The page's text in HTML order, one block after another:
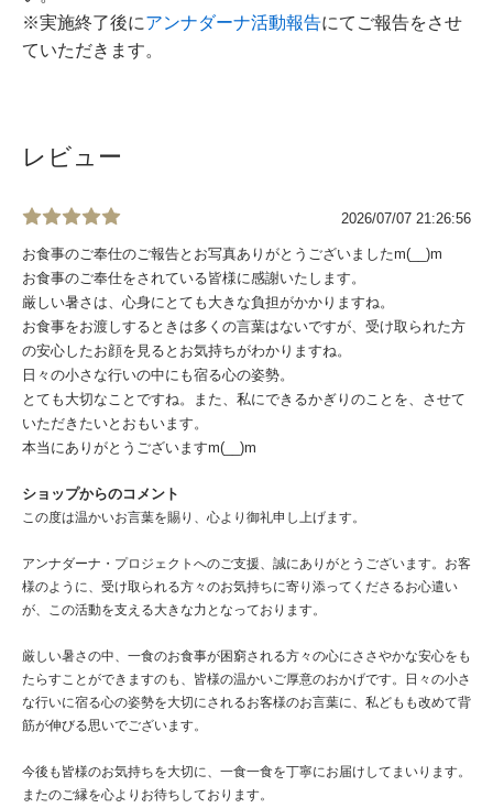
※実施終了後にアンナダーナ活動報告にてご報告をさせ
ていただきます。
レビュー
2026/07/07 21:26:56
お食事のご奉仕のご報告とお写真ありがとうございましたm(__)m
お食事のご奉仕をされている皆様に感謝いたします。
厳しい暑さは、心身にとても大きな負担がかかりますね。
お食事をお渡しするときは多くの言葉はないですが、受け取られた方
の安心したお顔を見るとお気持ちがわかりますね。
日々の小さな行いの中にも宿る心の姿勢。
とても大切なことですね。また、私にできるかぎりのことを、させて
いただきたいとおもいます。
本当にありがとうございますm(__)m
ショップからのコメント
この度は温かいお言葉を賜り、心より御礼申し上げます。
アンナダーナ・プロジェクトへのご支援、誠にありがとうございます。お客
様のように、受け取られる方々のお気持ちに寄り添ってくださるお心遣い
が、この活動を支える大きな力となっております。
厳しい暑さの中、一食のお食事が困窮される方々の心にささやかな安心をも
たらすことができますのも、皆様の温かいご厚意のおかげです。日々の小さ
な行いに宿る心の姿勢を大切にされるお客様のお言葉に、私どもも改めて背
筋が伸びる思いでございます。
今後も皆様のお気持ちを大切に、一食一食を丁寧にお届けしてまいります。
またのご縁を心よりお待ちしております。